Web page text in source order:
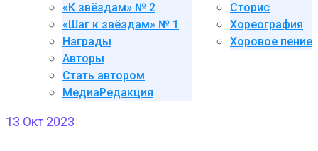
«К звёздам» № 2
«Шаг к звёздам» № 1
Награды
Авторы
Стать автором
МедиаРедакция
Сторис
Хореография
Хоровое пение
13 Окт 2023